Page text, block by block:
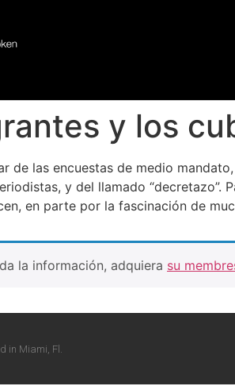
y los
de las encuestas de medio
y del llamado “decretazo”.
en parte por la fascinación de
la información, adquiera su
in Miami, Fl.